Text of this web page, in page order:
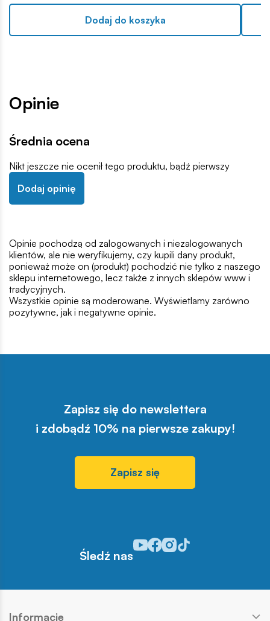
Dodaj do koszyka
Opinie
Średnia ocena
Nikt jeszcze nie ocenił tego produktu, bądź pierwszy
Dodaj opinię
Opinie pochodzą od zalogowanych i niezalogowanych
klientów, ale nie weryfikujemy, czy kupili dany produkt,
ponieważ może on (produkt) pochodzić nie tylko z naszego
sklepu internetowego, lecz także z innych sklepów www i
tradycyjnych.
Wszystkie opinie są moderowane. Wyświetlamy zarówno
pozytywne, jak i negatywne opinie.
Zapisz się do newslettera
i zdobądź 10% na pierwsze zakupy!
Zapisz się
Śledź nas
Odwiedź nasz profil w serwisie
Odwiedź nasz profil w
Odwiedź nasz profil w
Odwiedź nasz profil w
Informacje